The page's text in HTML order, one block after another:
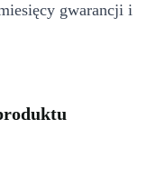
gwarancji i